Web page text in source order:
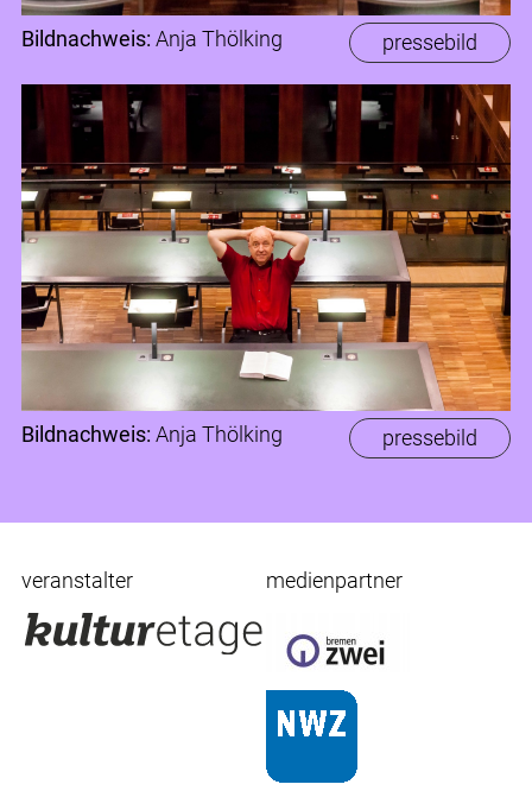
pressebild
Bildnachweis: Anja Thölking
pressebild
Bildnachweis: Anja Thölking
veranstalter medienpartner